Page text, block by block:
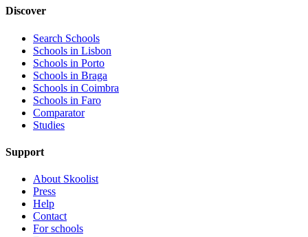
Discover
Search Schools
Schools in Lisbon
Schools in Porto
Schools in Braga
Schools in Coimbra
Schools in Faro
Comparator
Studies
Support
About Skoolist
Press
Help
Contact
For schools